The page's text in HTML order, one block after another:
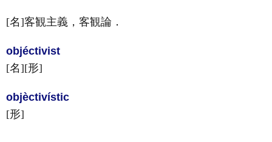
[名]客観主義，客観論 ．
objéctivist
[名][形]
objèctivístic
[形]